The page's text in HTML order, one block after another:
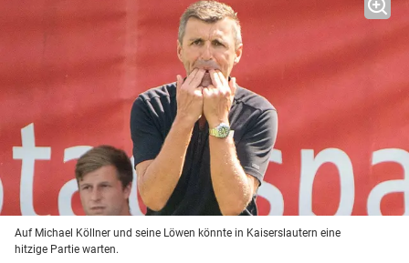
Auf Michael Köllner und seine Löwen könnte in Kaiserslautern eine
hitzige Partie warten.